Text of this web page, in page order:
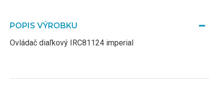
POPIS VÝROBKU
Ovládač diaľkový IRC81124 imperial